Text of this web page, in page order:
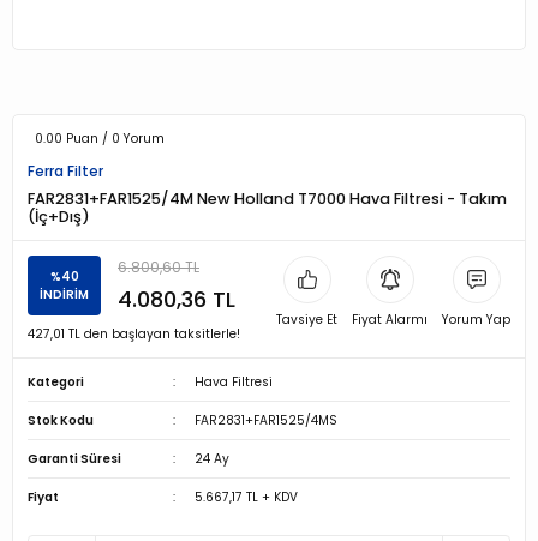
0.00 Puan / 0 Yorum
Ferra Filter
FAR2831+FAR1525/4M New Holland T7000 Hava Filtresi - Takım
(İç+Dış)
%40
İNDİRİM
6.800,60 TL
4.080,36 TL
427,01 TL den başlayan taksitlerle!
Tavsiye Et Fiyat Alarmı Yorum Yap
Kategori Hava Filtresi
Stok Kodu FAR2831+FAR1525/4MS
Garanti Süresi 24 Ay
Fiyat 5.667,17 TL + KDV